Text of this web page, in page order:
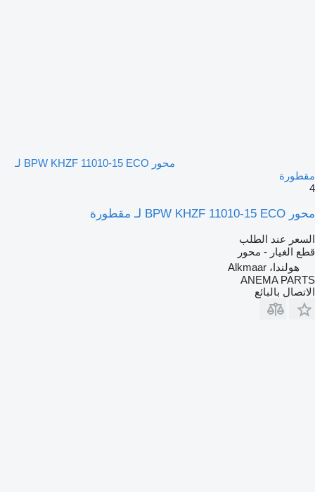
محور BPW KHZF 11010-15 ECO لـ
مقطورة
4
محور BPW KHZF 11010-15 ECO لـ مقطورة
السعر عند الطلب
قطع الغيار - محور
هولندا، Alkmaar
ANEMA PARTS
الاتصال بالبائع